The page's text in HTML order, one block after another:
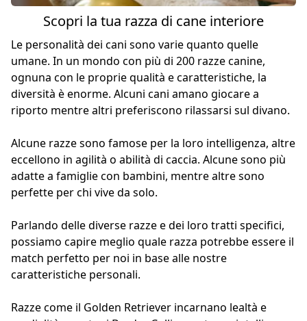
Scopri la tua razza di cane interiore
Le personalità dei cani sono varie quanto quelle
umane. In un mondo con più di 200 razze canine,
ognuna con le proprie qualità e caratteristiche, la
diversità è enorme. Alcuni cani amano giocare a
riporto mentre altri preferiscono rilassarsi sul divano.
Alcune razze sono famose per la loro intelligenza, altre
eccellono in agilità o abilità di caccia. Alcune sono più
adatte a famiglie con bambini, mentre altre sono
perfette per chi vive da solo.
Parlando delle diverse razze e dei loro tratti specifici,
possiamo capire meglio quale razza potrebbe essere il
match perfetto per noi in base alle nostre
caratteristiche personali.
Razze come il Golden Retriever incarnano lealtà e